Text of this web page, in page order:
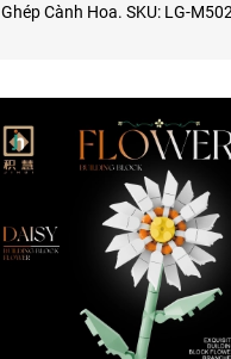
Cành Hoa. SKU: LG-